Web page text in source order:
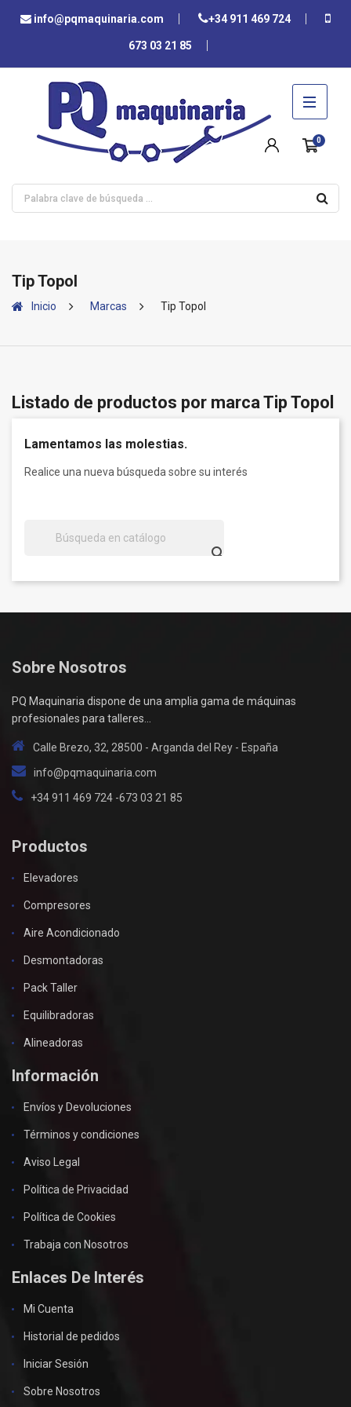
info@pqmaquinaria.com +34 911 469 724
673 03 21 85
0
Tip Topol
Inicio Marcas Tip Topol
Listado de productos por marca Tip Topol
Lamentamos las molestias.
Realice una nueva búsqueda sobre su interés

Sobre Nosotros
PQ Maquinaria dispone de una amplia gama de máquinas
profesionales para talleres...
Calle Brezo, 32, 28500 - Arganda del Rey - España
info@pqmaquinaria.com
+34 911 469 724 -673 03 21 85
Productos
Elevadores
Compresores
Aire Acondicionado
Desmontadoras
Pack Taller
Equilibradoras
Alineadoras
Información
Envíos y Devoluciones
Términos y condiciones
Aviso Legal
Política de Privacidad
Política de Cookies
Trabaja con Nosotros
Enlaces De Interés
Mi Cuenta
Historial de pedidos
Iniciar Sesión
Sobre Nosotros